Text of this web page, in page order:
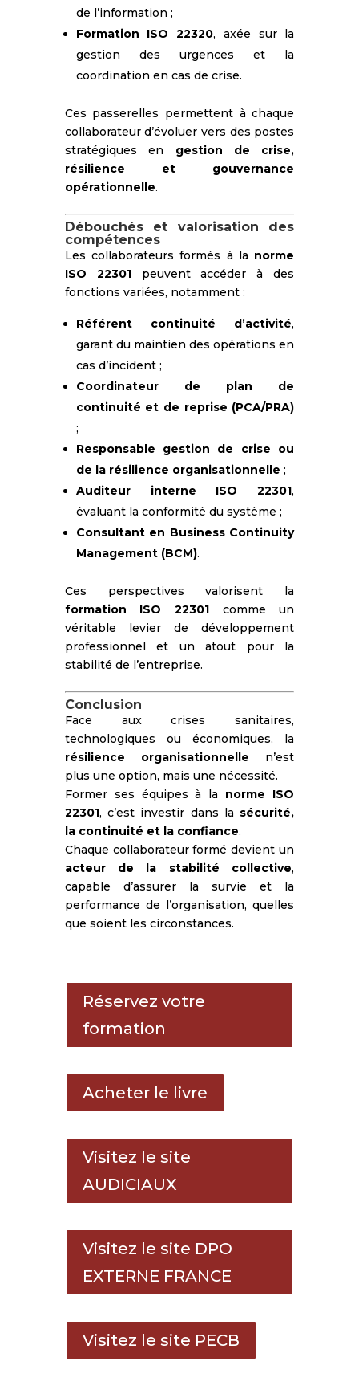
de l’information ;
Formation ISO 22320, axée sur la
gestion des urgences et la
coordination en cas de crise.
Ces passerelles permettent à chaque
collaborateur d’évoluer vers des postes
stratégiques en gestion de crise,
résilience et gouvernance
opérationnelle.
Débouchés et valorisation des
compétences
Les collaborateurs formés à la norme
ISO 22301peuvent accéder à des
fonctions variées, notamment :
Référent continuité d’activité,
garant du maintien des opérations en
cas d’incident ;
Coordinateur de plan de
continuité et de reprise (PCA/PRA)
;
Responsable gestion de crise ou
de la résilience organisationnelle ;
Auditeur interne ISO 22301,
évaluant la conformité du système ;
Consultant en Business Continuity
Management (BCM).
Ces perspectives valorisent la
formation ISO 22301 comme un
véritable levier de développement
professionnel et un atout pour la
stabilité de l’entreprise.
Conclusion
Face aux crises sanitaires,
technologiques ou économiques, la
résilience organisationnelle n’est
plus une option, mais une nécessité.
Former ses équipes à la norme ISO
22301, c’est investir dans la sécurité,
la continuité et la confiance.
Chaque collaborateur formé devient un
acteur de la stabilité collective,
capable d’assurer la survie et la
performance de l’organisation, quelles
que soient les circonstances.
Réservez votre
formation
Acheter le livre
Visitez le site
AUDICIAUX
Visitez le site DPO
EXTERNE FRANCE
Visitez le site PECB